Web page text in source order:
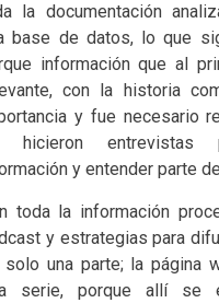
la documentación
base de datos, lo que
información que al
con la historia
y fue necesario
hicieron entrevistas
y entender parte
toda la información
y estrategias para
una parte; la página
serie, porque allí se